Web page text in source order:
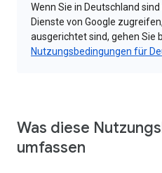
Wenn Sie in Deutschland
Dienste von Google
ausgerichtet sind, gehen Sie
Nutzungsbedingungen für
Was diese
umfassen